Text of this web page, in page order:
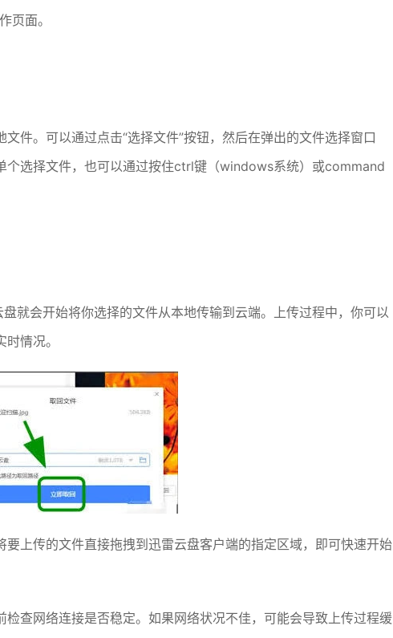
页面。
件。可以通过点击“选择文件”按钮，然后在弹出的文件选择窗口
个选择文件，也可以通过按住ctrl键（windows系统）或command
就会开始将你选择的文件从本地传输到云端。上传过程中，你可以
情况。
上传的文件直接拖拽到迅雷云盘客户端的指定区域，即可快速开始
查网络连接是否稳定。如果网络状况不佳，可能会导致上传过程缓